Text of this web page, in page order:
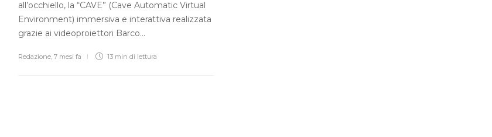
all’occhiello, la “CAVE” (Cave Automatic Virtual
Environment) immersiva e interattiva realizzata
grazie ai videoproiettori Barco…
Redazione, 7 mesi fa 13 min di lettura